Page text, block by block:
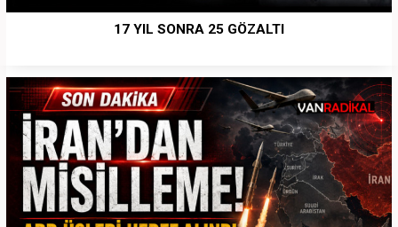
17 YIL SONRA 25 GÖZALTI